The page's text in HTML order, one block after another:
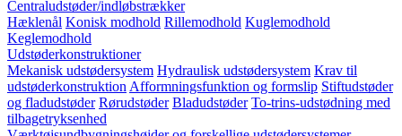
Centraludstøder/indløbstrækker
Hæklenål Konisk modhold Rillemodhold Kuglemodhold
Keglemodhold
Udstøderkonstruktioner
Mekanisk udstødersystem Hydraulisk udstødersystem Krav til
udstøderkonstruktion Afformningsfunktion og formslip Stiftudstøder
og fladudstøder Rørudstøder Bladudstøder To-trins-udstødning med
tilbagetryksenhed